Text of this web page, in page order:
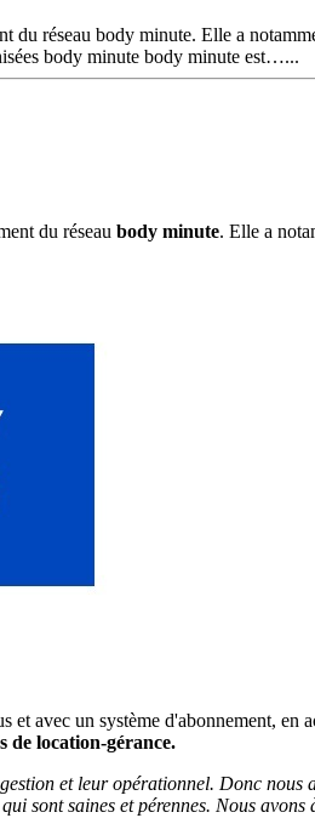
réseau body minute. Elle a
body minute body minute est…...
du réseau body minute. Elle a
et avec un système d'abonnement,
de location-gérance.
et leur opérationnel. Donc
sont saines et pérennes. Nous